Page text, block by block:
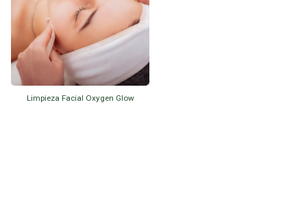
Limpieza Facial Oxygen Glow